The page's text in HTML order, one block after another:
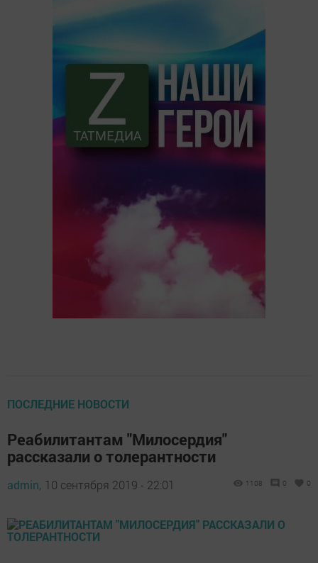
ПОСЛЕДНИЕ НОВОСТИ
Реабилитантам "Милосердия"
рассказали о толерантности
admin, 10 сентября 2019 - 22:01 1108 0 0